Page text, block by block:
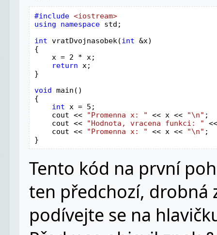
#include
using namespace std;
int vratDvojnasobek(int &x)
{
    x = 2 * x;
return x;
}
void main()
{
int x = 5;
    cout <<
"Promenna x: " << x << "\n"
cout <<
"Hodnota, vracena funkci: "
    cout <<
"Promenna x: " << x << "\n"
}
Tento kód na první
ten předchozí, drobná
podívejte se na